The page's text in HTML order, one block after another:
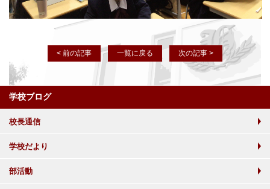
< 前の記事 一覧に戻る 次の記事 >
学校ブログ
校長通信
学校だより
部活動